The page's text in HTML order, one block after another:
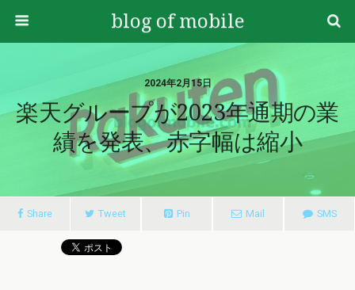
blog of mobile
2024年2月15日
楽天グループが2023年通期の業
績を発表、赤字幅は縮小
Share Tweet Pin Mail SMS